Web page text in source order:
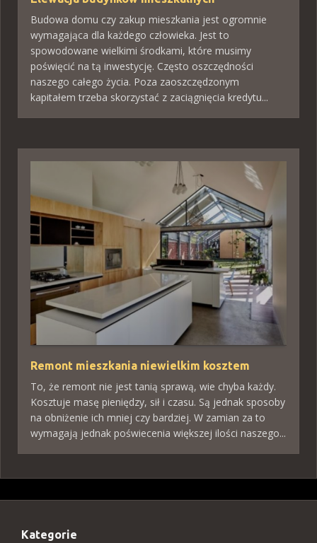
Budowa domu czy zakup mieszkania jest ogromnie
wymagająca dla każdego człowieka. Jest to
spowodowane wielkimi środkami, które musimy
poświęcić na tą inwestycję. Często oszczędności
naszego całego życia. Poza zaoszczędzonym
kapitałem trzeba skorzystać z zaciągnięcia kredytu...
Remont mieszkania niewielkim kosztem
To, że remont nie jest tanią sprawą, wie chyba każdy.
Kosztuje masę pieniędzy, sił i czasu. Są jednak sposoby
na obniżenie ich mniej czy bardziej. W zamian za to
wymagają jednak poświecenia większej ilości naszego...
Kategorie